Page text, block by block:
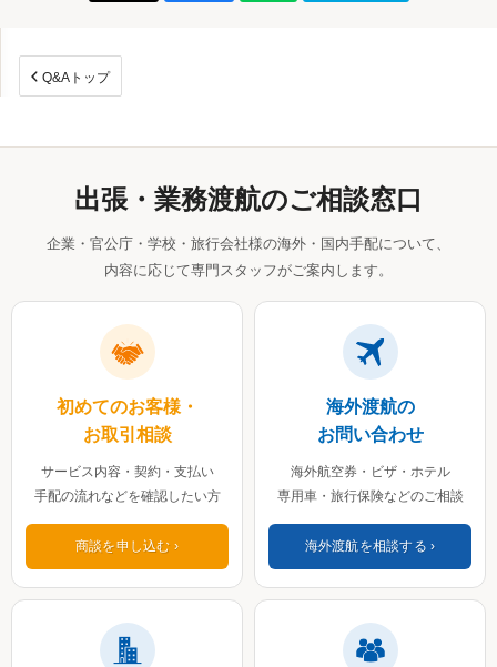
Q&Aトップ
出張・業務渡航のご相談窓口
企業・官公庁・学校・旅行会社様の海外・国内手配について、
内容に応じて専門スタッフがご案内します。
初めてのお客様・
お取引相談
サービス内容・契約・支払い
手配の流れなどを確認したい方
商談を申し込む
海外渡航の
お問い合わせ
海外航空券・ビザ・ホテル
専用車・旅行保険などのご相談
海外渡航を相談する